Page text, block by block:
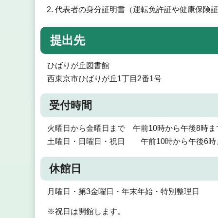
代表者の身分証明書（運転免許証や健康保険証
提出先
ひばりが丘図書館
西東京市ひばりが丘1丁目2番1号
受付時間
火曜日から金曜日まで 午前10時から午後8時ま
土曜日・日曜日・祝日 午前10時から午後6時
休館日
月曜日・第3金曜日・年末年始・特別整理日
※祝日は開館します。